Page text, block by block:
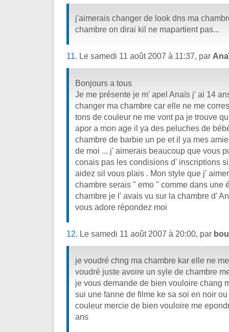
j'aimerais changer de look dns ma
chambre on dirai kil ne mapartient pas...
11. Le samedi 11 août 2007 à 11:37, par
Bonjours a tous
Je me présente je m' apel Anaïs j' ai 14
changer ma chambre car elle ne me
tons de couleur ne me vont pa je trouve
apor a mon age il ya des peluches de
chambre de barbie un pe et il ya mes
de moi ... j' aimerais beaucoup que vous
conais pas les condisions d' inscriptions
aidez sil vous plais . Mon style que j'
chambre serais " emo " comme dans une
chambre je l' avais vu sur la chambre d'
vous adore répondez moi
12. Le samedi 11 août 2007 à 20:00, par
je voudré chng ma chambre kar elle ne
voudré juste avoire un syle de chambre
je vous demande de bien vouloire chang
sui une fanne de filme ke sa soi en noir
couleur mercie de bien vouloire me
ans